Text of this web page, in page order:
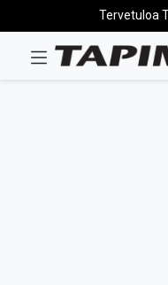
Tervetuloa